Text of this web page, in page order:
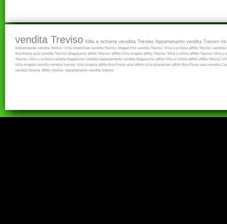
vendita Treviso Villa a schiera vendita Treviso Appartamento vendita Treviso
Indipendente vendita Treviso Villa bifamiliare vendita Treviso Magazzino vendita Treviso Villa a schiera affitto Treviso vendita
Box/Posto auto vendita Treviso Magazzino affitto Treviso affitto Villa singola affitto Treviso Villa o villino affitto Treviso Villa o
Treviso Villa a schiera vendita Magazzino vendita Appartamento vendita Magazzino affitto Villa o villino affitto affitto Treviso
Villa singola vendita vendita Verona Villa singola affitto Box/Posto auto affitto Villa bifamiliare affitto Box/Posto auto vendita
vendita Verona affitto Verona Appartamento vendita Verona